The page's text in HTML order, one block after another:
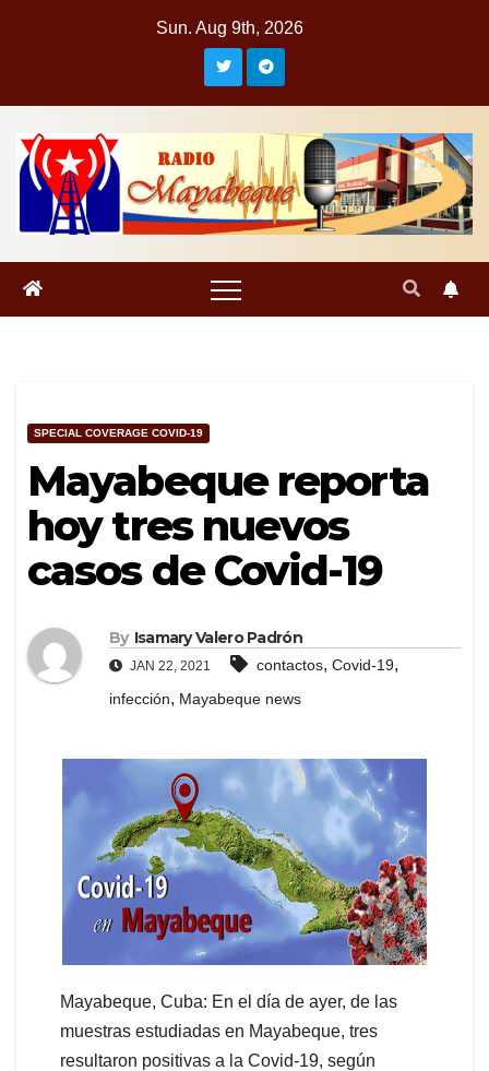
Sun. Aug 9th, 2026
SPECIAL COVERAGE COVID-19
Mayabeque reporta
hoy tres nuevos
casos de Covid-19
By Isamary Valero Padrón
JAN 22, 2021 contactos, Covid-19,
infección, Mayabeque news
Mayabeque, Cuba: En el día de ayer, de las
muestras estudiadas en Mayabeque, tres
resultaron positivas a la Covid-19, según